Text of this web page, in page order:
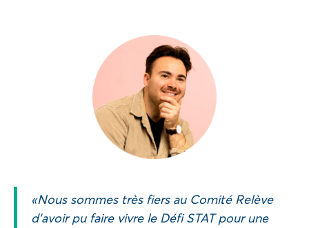
« Nous sommes très fiers au Comité Relève
d’avoir pu faire vivre le Défi STAT pour une